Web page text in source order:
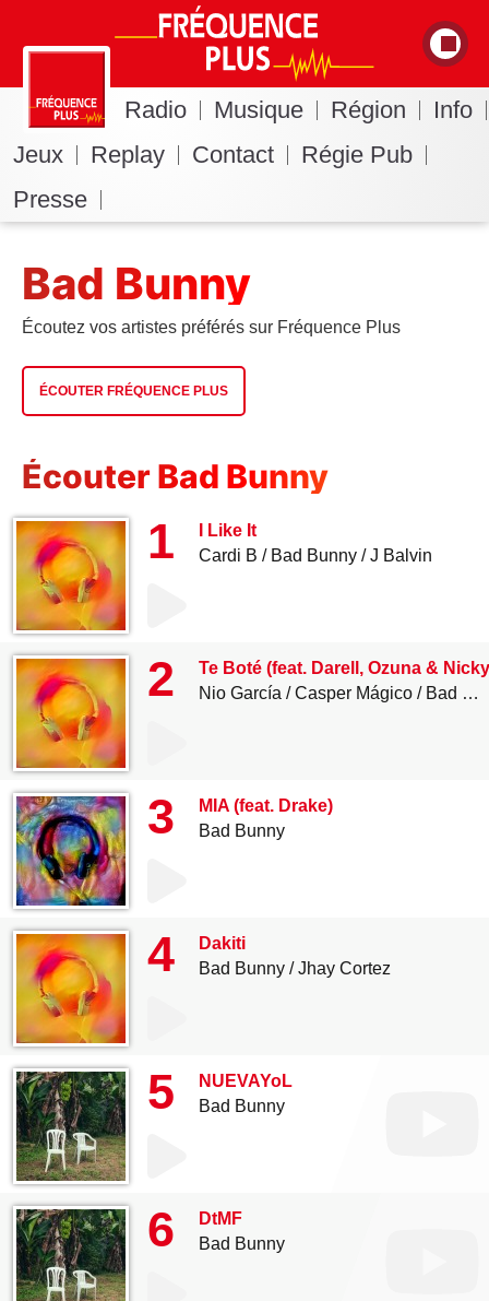
Radio Musique Région
Info
Jeux
Replay Contact
Régie Pub
Presse
Bad Bunny
Écoutez vos artistes préférés sur Fréquence Plus
ÉCOUTER FRÉQUENCE PLUS
Écouter Bad Bunny
1
I Like It
Cardi B
Bad Bunny J Balvin
2
Te Boté (feat. Darell, Ozuna &
Nio García
Casper Mágico Bad Bunny
3
MIA (feat. Drake)
Bad Bunny
4
Dakiti
Bad Bunny
Jhay Cortez
5
NUEVAYoL
Bad Bunny
6
DtMF
Bad Bunny